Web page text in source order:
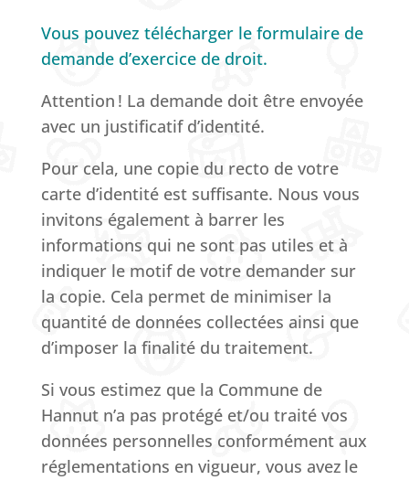
Vous pouvez télécharger le formulaire de
demande d’exercice de droit.
Attention ! La demande doit être envoyée
avec un justificatif d’identité.
Pour cela, une copie du recto de votre
carte d’identité est suffisante. Nous vous
invitons également à barrer les
informations qui ne sont pas utiles et à
indiquer le motif de votre demander sur
la copie. Cela permet de minimiser la
quantité de données collectées ainsi que
d’imposer la finalité du traitement.
Si vous estimez que la Commune de
Hannut n’a pas protégé et/ou traité vos
données personnelles conformément aux
réglementations en vigueur, vous avez le